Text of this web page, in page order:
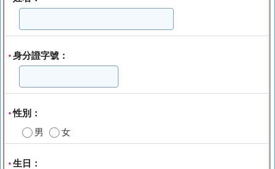
* 身分證字號：
*性別：
男
女
* 生日：